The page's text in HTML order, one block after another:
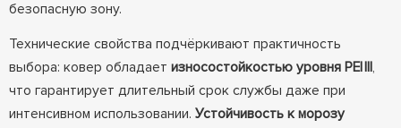
безопасную зону.
Технические свойства подчёркивают практичность
выбора: ковер обладает износостойкостью уровня PEI III,
что гарантирует длительный срок службы даже при
интенсивном использовании. Устойчивость к морозу